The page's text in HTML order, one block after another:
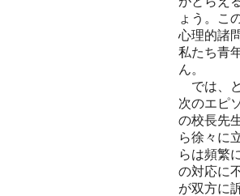
ょう。こ
心理的諸
私たち青
ん。
では、
次のエピ
の校長先
ら徐々に
らは頻繁
の対応に
が双方に